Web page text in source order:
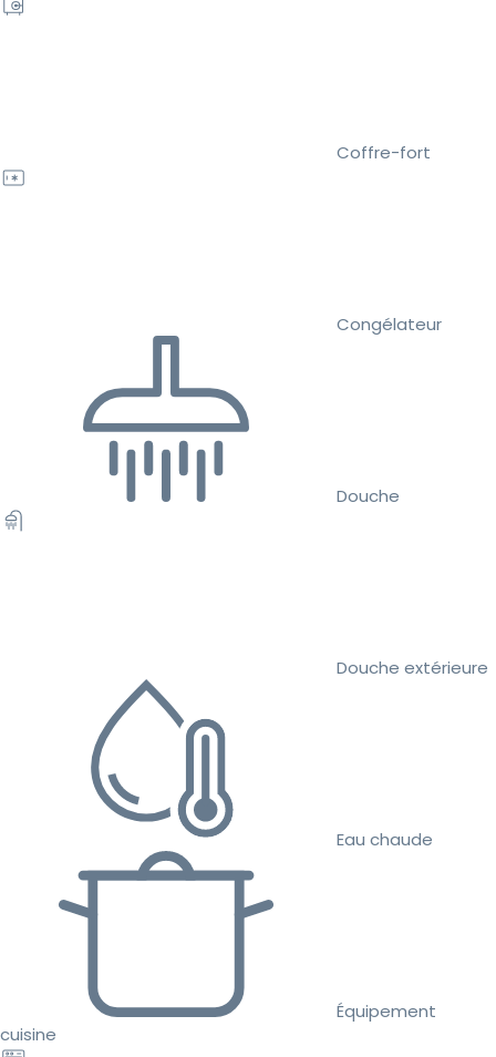
Coffre-fort
Congélateur
Douche
Douche extérieure
Eau chaude
Équipement
cuisine